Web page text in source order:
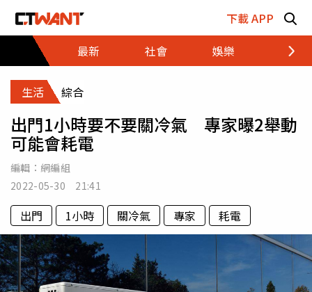
下載 APP
最新
社會 娛樂 財經
生活 綜合
出門1小時要不要關冷氣 專家曝2舉動
可能會耗電
編輯： 網編組
2022-05-30 21:41
出門 1小時 關冷氣 專家 耗電